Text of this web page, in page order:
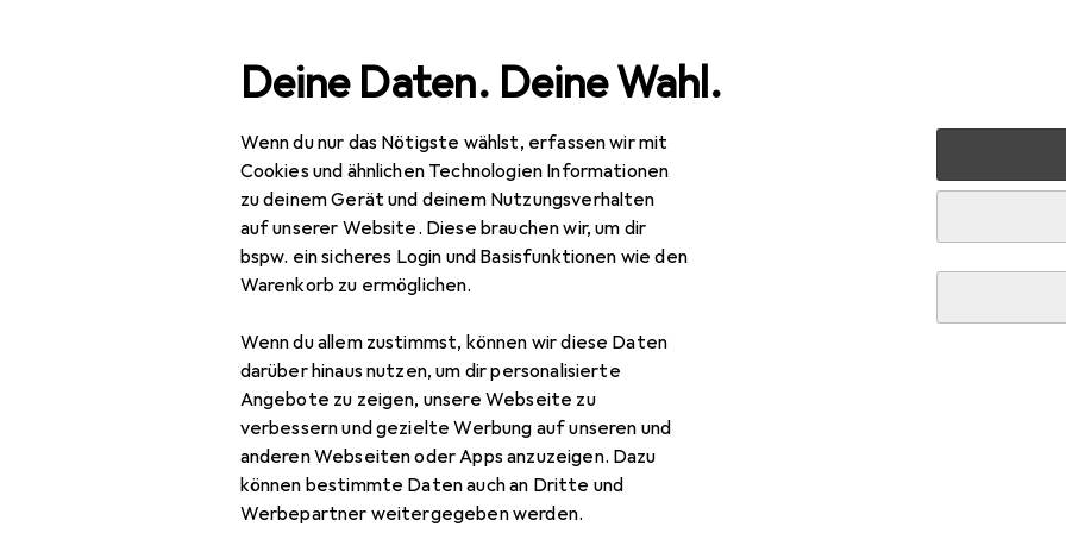
Deine Daten. Deine Wahl.
Wenn du nur das Nötigste wählst, erfassen wir mit
Cookies und ähnlichen Technologien Informationen
zu deinem Gerät und deinem Nutzungsverhalten
auf unserer Website. Diese brauchen wir, um dir
bspw. ein sicheres Login und Basisfunktionen wie den
Warenkorb zu ermöglichen.
Wenn du allem zustimmst, können wir diese Daten
darüber hinaus nutzen, um dir personalisierte
Angebote zu zeigen, unsere Webseite zu
verbessern und gezielte Werbung auf unseren und
anderen Webseiten oder Apps anzuzeigen. Dazu
können bestimmte Daten auch an Dritte und
Werbepartner weitergegeben werden.
Navigation nach Kategorien
Filterkaffeemaschine
Gesamtsortiment Haushalt Kaffeemaschinen